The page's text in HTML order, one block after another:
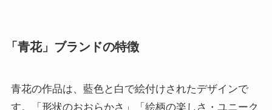
「青花」ブランドの特徴
青花の作品は、藍色と白で絵付けされたデザインで
す。「形状のおおらかさ」「絵柄の楽しさ・ユニーク